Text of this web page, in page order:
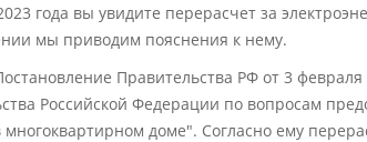
года вы увидите перерасчет за
мы приводим пояснения к нему.
Правительства РФ от 3
Российской Федерации по вопросам
доме". Согласно ему